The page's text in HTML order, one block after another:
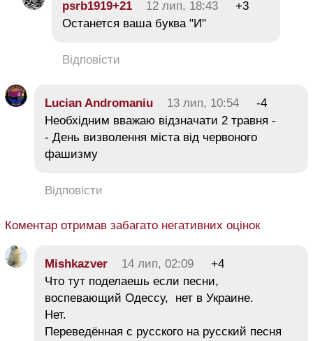
psrb1919+21 12 лип, 18:43
+3
Останется ваша буква "И"
Відповісти
Lucian Andromaniu 13 лип, 10:54
-4
Необхідним вважаю відзначати 2 травня -
- День визволення міста від червоного
фашизму
Відповісти
Коментар отримав забагато негативних оцінок
Mishkazver 14 лип, 02:09
+4
Что тут поделаешь если песни,
воспевающий Одессу, нет в Украине.
Нет.
Переведённая с русского на русский песня